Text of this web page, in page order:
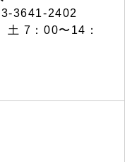
3641-2402
7：00〜14：